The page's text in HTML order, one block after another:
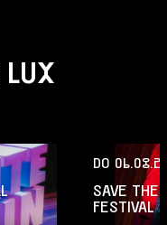
LUX
DO
SAVE THE
FESTIVAL